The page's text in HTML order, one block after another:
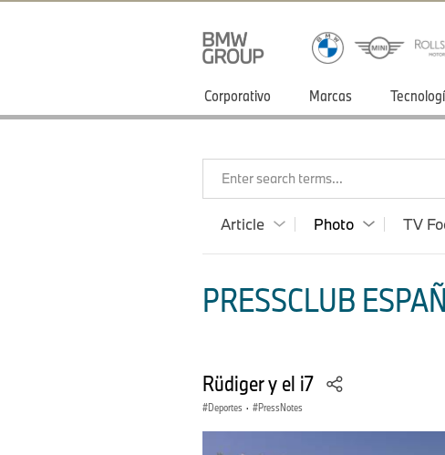
Corporativo Marcas
Enter search terms...
Article Photo TV
PRESSCLUB
Rüdiger y el i7
Deportes · PressNotes